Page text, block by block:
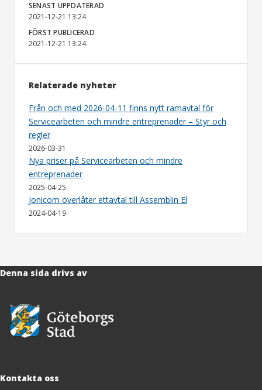
SENAST UPPDATERAD
2021-12-21 13:24
FÖRST PUBLICERAD
2021-12-21 13:24
Relaterade nyheter
Från och med 2026-04-11 finns nytt ramavtal för
Servicearbeten och mindre entreprenader – Styr och
regler
2026-03-31
Nya priser på Servicearbeten och mindre
entreprenader
2025-04-25
Jonicom överlåter ettavtal till Assemblin El
2024-04-19
Denna sida drivs av
Kontakta oss